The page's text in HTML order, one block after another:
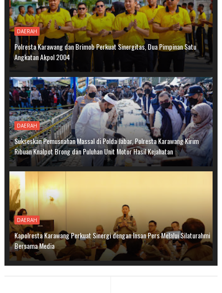
DAERAH
Polresta Karawang dan Brimob Perkuat Sinergitas, Dua Pimpinan Satu
Angkatan Akpol 2004
DAERAH
Sukseskan Pemusnahan Massal di Polda Jabar, Polresta Karawang Kirim
Ribuan Knalpot Brong dan Puluhan Unit Motor Hasil Kejahatan
DAERAH
Kapolresta Karawang Perkuat Sinergi dengan Insan Pers Melalui Silaturahmi
Bersama Media